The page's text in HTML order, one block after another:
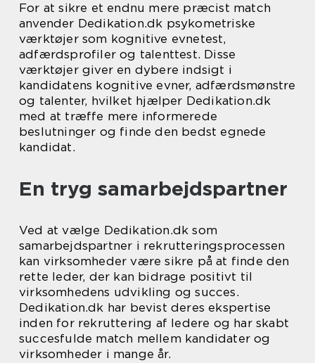
For at sikre et endnu mere præcist match
anvender Dedikation.dk psykometriske
værktøjer som kognitive evnetest,
adfærdsprofiler og talenttest. Disse
værktøjer giver en dybere indsigt i
kandidatens kognitive evner, adfærdsmønstre
og talenter, hvilket hjælper Dedikation.dk
med at træffe mere informerede
beslutninger og finde den bedst egnede
kandidat.
En tryg samarbejdspartner
Ved at vælge Dedikation.dk som
samarbejdspartner i rekrutteringsprocessen
kan virksomheder være sikre på at finde den
rette leder, der kan bidrage positivt til
virksomhedens udvikling og succes.
Dedikation.dk har bevist deres ekspertise
inden for rekruttering af ledere og har skabt
succesfulde match mellem kandidater og
virksomheder i mange år.